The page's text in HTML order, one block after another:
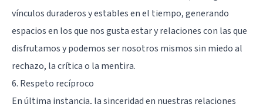
vínculos duraderos y estables en el tiempo, generando
espacios en los que nos gusta estar y relaciones con las que
disfrutamos y podemos ser nosotros mismos sin miedo al
rechazo, la crítica o la mentira.
6. Respeto recíproco
En última instancia, la sinceridad en nuestras relaciones